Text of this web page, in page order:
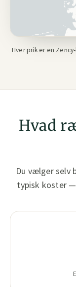
Hver prik er en
Hvad
Du vælger selv
typisk koster —